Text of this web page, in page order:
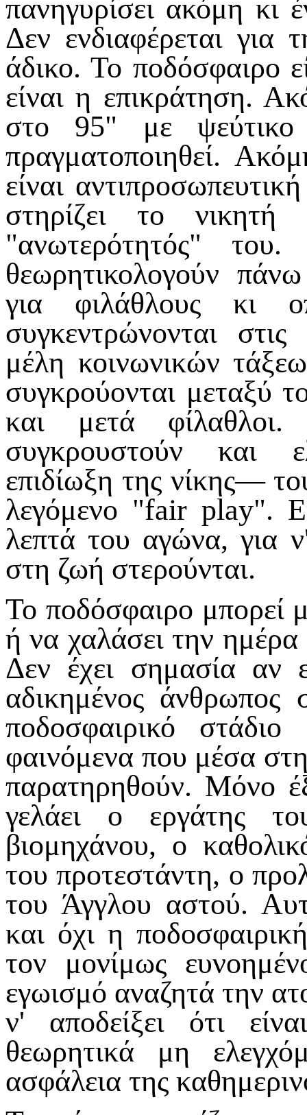
πανηγυρίσει ακόμη κι
Δεν ενδιαφέρεται για
άδικο. Το ποδόσφαιρο
είναι η επικράτηση.
στο 95" με ψεύτικο
πραγματοποιηθεί.
είναι
στηρίζει το
"ανωτερότητός"
θεωρητικολογούν
για φιλάθλους κι
συγκεντρώνονται
μέλη κοινωνικών
συγκρούονται μεταξύ
και μετά
συγκρουστούν και
επιδίωξη της νίκης—
λεγόμενο "fair play".
λεπτά του αγώνα, για
στη ζωή στερούνται.
Το ποδόσφαιρο μπορεί
ή να χαλάσει την
Δεν έχει σημασία αν
αδικημένος
ποδοσφαιρικό
φαινόμενα που μέσα
παρατηρηθούν. Μόνο
γελάει ο εργάτης
βιομηχάνου, ο
του προτεστάντη, ο
του Άγγλου αστού.
και όχι η
τον μονίμως
εγωισμό αναζητά την
ν' αποδείξει ότι
θεωρητικά μη
ασφάλεια της